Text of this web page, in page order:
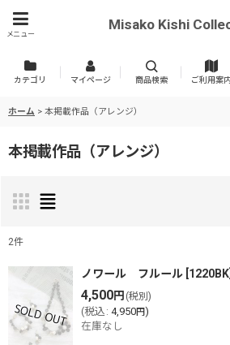
メニュー
Misako Kishi
カテゴリ マイページ 商品検索 ご利用案
ホーム > 本掲載作品（アレンジ）
本掲載作品（アレンジ）
表示数:
並び順:
2件
ノワール フルール 1220BK
4,500円 (税別)
(税込 : 4,950円)
在庫なし